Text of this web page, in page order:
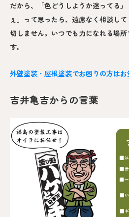
だから、「色どうしようか迷ってる
ぇ」って思ったら、遠慮なく相談し
切しません。いつでも力になれる場
す。
外壁塗装・屋根塗装でお困りの方は
吉井亀吉からの言葉